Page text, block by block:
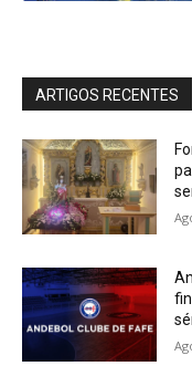
ARTIGOS RECENTES